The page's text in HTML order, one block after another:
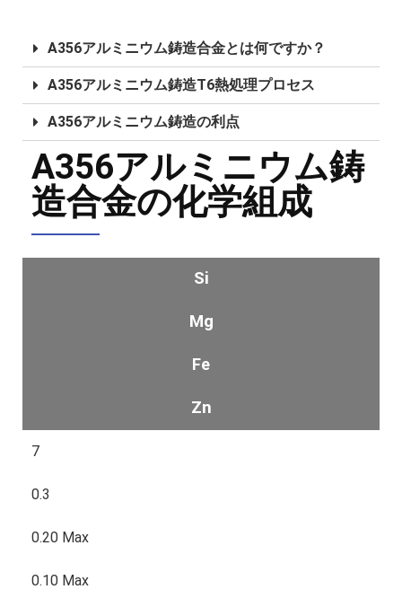
A356アルミニウム鋳造合金とは何ですか？
A356アルミニウム鋳造T6熱処理プロセス
A356アルミニウム鋳造の利点
A356アルミニウム鋳
造合金の化学組成
Si
Mg
Fe
Zn
7
0.3
0.20 Max
0.10 Max